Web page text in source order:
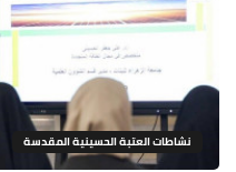
نشاطات العتبة الحسينية المقدسة